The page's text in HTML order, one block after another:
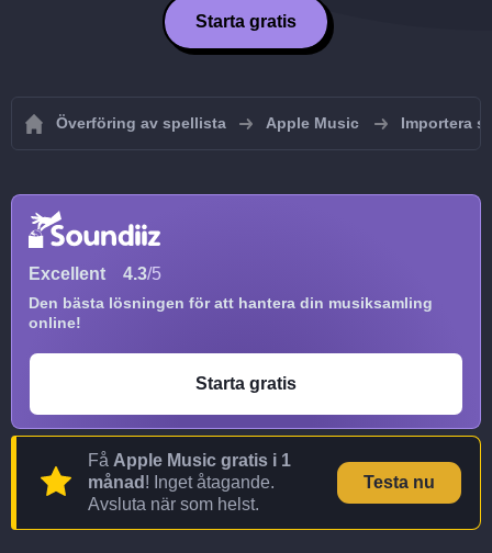
Starta gratis
Överföring av spellista Apple Music Importera
Excellent 4.3/5
Den bästa lösningen för att hantera din musiksamling
online!
Starta gratis
Få Apple Music gratis i 1
månad ! Inget åtagande.
Avsluta när som helst.
Testa nu